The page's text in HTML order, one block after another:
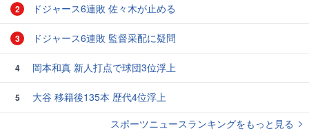
2 ドジャース6連敗 佐々木が止める
3 ドジャース6連敗 監督采配に疑問
4 岡本和真 新人打点で球団3位浮上
5
大谷 移籍後135本 歴代4位浮上
スポーツニュースランキングをもっと見る